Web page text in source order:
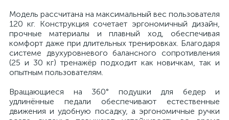
Модель рассчитана на максимальный вес пользователя
120 кг. Конструкция сочетает эргономичный дизайн,
прочные материалы и плавный ход, обеспечивая
комфорт даже при длительных тренировках. Благодаря
системе двухуровневого балансного сопротивления
(25 и 30 кг) тренажёр подходит как новичкам, так и
опытным пользователям.
Вращающиеся на 360° подушки для бедер и
удлинённые педали обеспечивают естественные
движения и удобную посадку, а эргономичные ручки